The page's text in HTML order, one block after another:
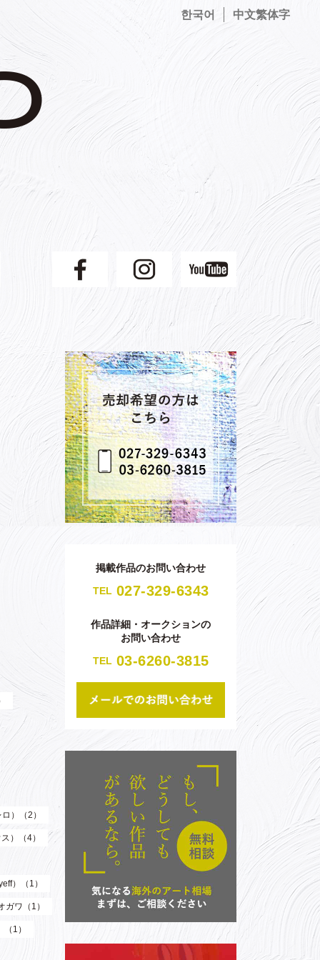
한국어 中文繁体字
）（2）
）（4）
）（1）
ガワ（1）
1）
掲載作品のお問い合わせ
TEL 027-329-6343
作品詳細・オークションの
お問い合わせ
TEL 03-6260-3815